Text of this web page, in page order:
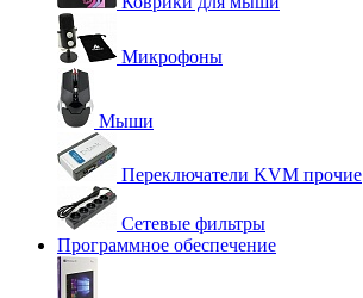
Микрофоны
Мыши
Переключатели KVM прочие
Сетевые фильтры
Программное обеспечение